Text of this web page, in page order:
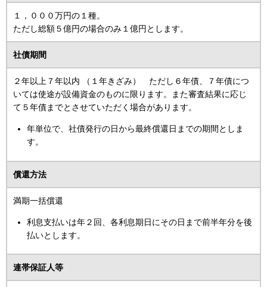
１，０００万円の１種。
ただし総額５億円の場合のみ１億円とします。
社債期間
２年以上７年以内 （１年きざみ） ただし６年債、７年債につ
いては使途が設備資金のものに限ります。また審査結果に応じ
て５年債までとさせていただく場合があります。
年単位で、社債発行の日から最終償還日までの期間としま
す。
償還方法
満期一括償還
利息支払いは年２回、各利息期日にその日まで前半年分を後
払いとします。
連帯保証人等